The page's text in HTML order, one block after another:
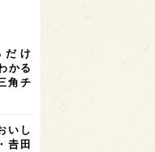
6
5
け
かる
角チ
いし
𠮷田